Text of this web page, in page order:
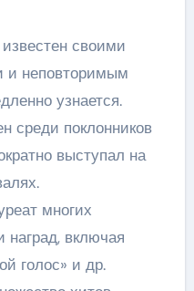
своими
и неповторимым
узнается.
среди поклонников
выступал на
многих
включая
голос» и др.